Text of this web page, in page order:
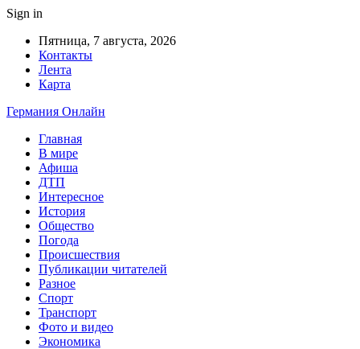
Sign in
Пятница, 7 августа, 2026
Контакты
Лента
Карта
Германия Онлайн
Главная
В мире
Афиша
ДТП
Интересное
История
Общество
Погода
Происшествия
Публикации читателей
Разное
Спорт
Транспорт
Фото и видео
Экономика